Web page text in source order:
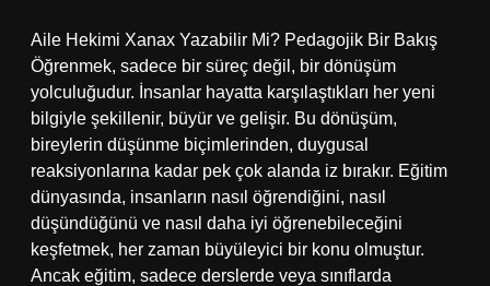
Aile Hekimi Xanax Yazabilir Mi? Pedagojik Bir Bakış
Öğrenmek, sadece bir süreç değil, bir dönüşüm
yolculuğudur. İnsanlar hayatta karşılaştıkları her yeni
bilgiyle şekillenir, büyür ve gelişir. Bu dönüşüm,
bireylerin düşünme biçimlerinden, duygusal
reaksiyonlarına kadar pek çok alanda iz bırakır. Eğitim
dünyasında, insanların nasıl öğrendiğini, nasıl
düşündüğünü ve nasıl daha iyi öğrenebileceğini
keşfetmek, her zaman büyüleyici bir konu olmuştur.
Ancak eğitim, sadece derslerde veya sınıflarda